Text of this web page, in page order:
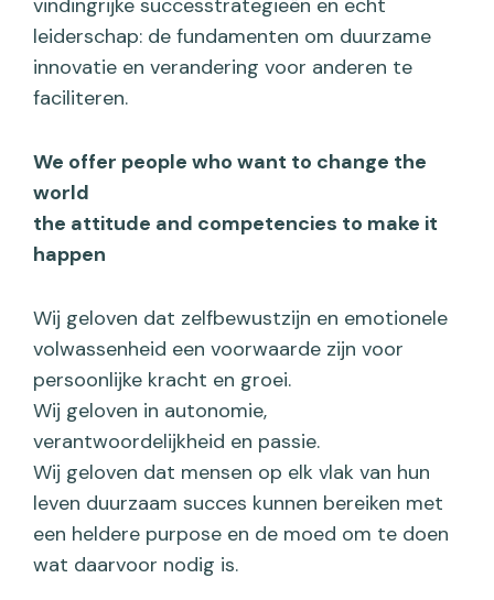
vindingrijke successtrategieën en echt
leiderschap: de fundamenten om duurzame
innovatie en verandering voor anderen te
faciliteren.
We offer people who want to change the
world
the attitude and competencies to make it
happen
Wij geloven dat zelfbewustzijn en emotionele
volwassenheid een voorwaarde zijn voor
persoonlijke kracht en groei.
Wij geloven in autonomie,
verantwoordelijkheid en passie.
Wij geloven dat mensen op elk vlak van hun
leven duurzaam succes kunnen bereiken met
een heldere purpose en de moed om te doen
wat daarvoor nodig is.